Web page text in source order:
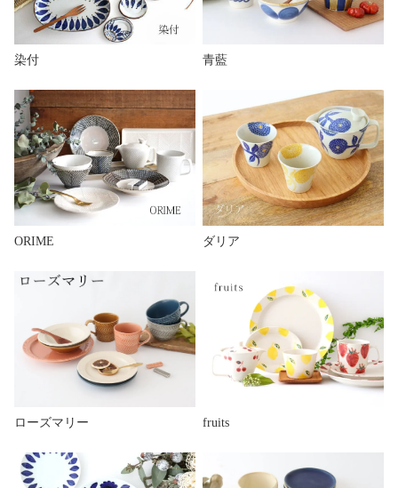
染付 青藍
ORIME ダリア
ローズマリー fruits